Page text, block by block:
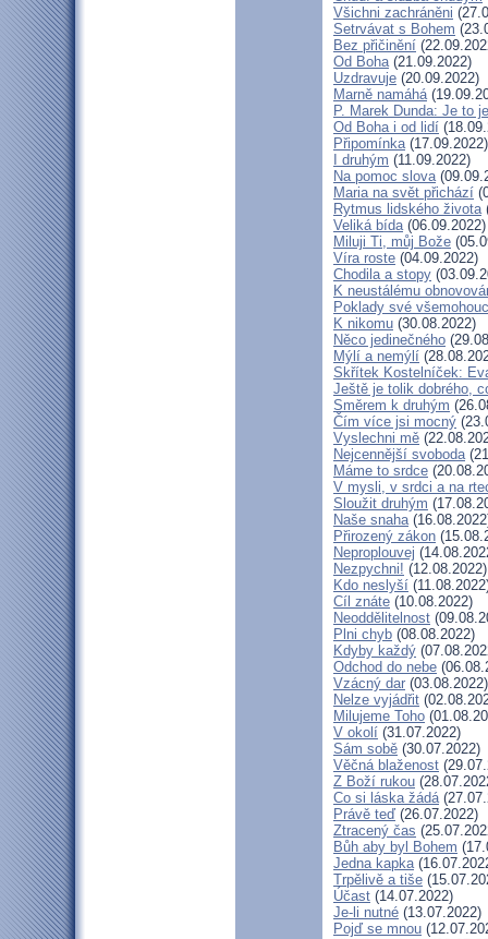
Všichni zachráněni
Setrvávat s Bohem
Bez přičinění
Od Boha(21.09.2022)
Uzdravuje (20.09.2022)
Marně namáhá
P. Marek Dunda: Je to
Od Boha i od lidí
Připomínka(17.09.2022)
I druhým (11.09.2022)
Na pomoc slova
Maria na svět přichází
Rytmus lidského života
Veliká bída(06.09.2022)
Miluji Ti, můj Bože
Víra roste (04.09.2022)
Chodila a stopy
K neustálému
Poklady své
K nikomu (30.08.2022)
Něco jedinečného
Mýlí a nemýlí
Skřítek Kostelníček:
Ještě je tolik dobrého,
Směrem k druhým
Čím více jsi mocný
Vyslechni mě
Nejcennější svoboda
Máme to srdce
V mysli, v srdci a na
Sloužit druhým
Naše snaha
Přirozený zákon
Neproplouvej
Nezpychni! (12.08.2022)
Kdo neslyší
Cíl znáte (10.08.2022)
Neoddělitelnost
Plni chyb (08.08.2022)
Kdyby každý
Odchod do nebe
Vzácný dar (03.08.2022)
Nelze vyjádřit
Milujeme Toho
V okolí (31.07.2022)
Sám sobě (30.07.2022)
Věčná blaženost
Z Boží rukou
Co si láska žádá
Právě teď (26.07.2022)
Ztracený čas
Bůh aby byl Bohem
Jedna kapka
Trpělivě a tiše
Účast (14.07.2022)
Je-li nutné (13.07.2022)
Pojď se mnou